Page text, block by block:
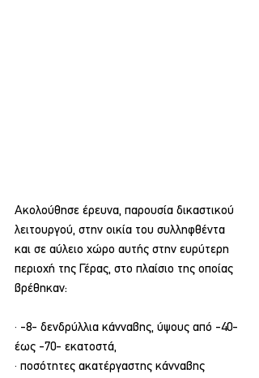
Ακολούθησε έρευνα, παρουσία δικαστικού
λειτουργού, στην οικία του συλληφθέντα
και σε αύλειο χώρο αυτής στην ευρύτερη
περιοχή της Γέρας, στο πλαίσιο της οποίας
βρέθηκαν:
· -8- δενδρύλλια κάνναβης, ύψους από -40-
έως -70- εκατοστά,
· ποσότητες ακατέργαστης κάνναβης